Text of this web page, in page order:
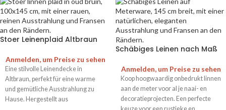
Stoer Leinenplaid Altbraun
Anmelden, um Preise zu sehen
Eine stilvolle Leinendecke in
Altbraun, perfekt für eine warme
und gemütliche Ausstrahlung zu
Hause. Hergestellt aus
Schäbiges Leinen nach Maß
Anmelden, um Preise zu sehen
Koop hoogwaardig onbedrukt linnen
aan de meter voor al je naai- en
decoratieprojecten. Een perfecte